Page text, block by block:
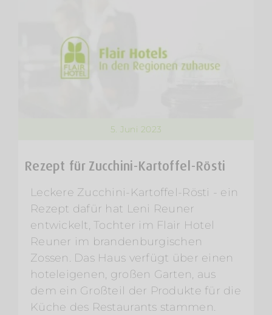
5. Juni 2023
Rezept für Zucchini-Kartoffel-Rösti
Leckere Zucchini-Kartoffel-Rösti - ein
Rezept dafür hat Leni Reuner
entwickelt, Tochter im Flair Hotel
Reuner im brandenburgischen
Zossen. Das Haus verfügt über einen
hoteleigenen, großen Garten, aus
dem ein Großteil der Produkte für die
Küche des Restaurants stammen.